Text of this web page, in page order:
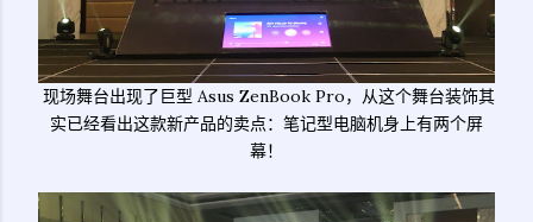
现场舞台出现了巨型 Asus ZenBook Pro，从这个舞台装饰其
实已经看出这款新产品的卖点：笔记型电脑机身上有两个屏
幕！